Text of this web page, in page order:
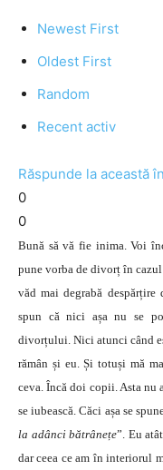
Newest First
Oldest First
Random
Recent activ
Răspunde la această
0
0
Bună să vă fie inima. Voi
pune vorba de divorț în
văd mai degrabă
spun că nici așa nu se
divorțului. Nici atunci când
rămân și eu. Și totuși mă
ceva. Încă doi copii. Asta nu
se iubească. Căci așa se
la adânci bătrânețe”. Eu
dar ceea ce am în interiorul